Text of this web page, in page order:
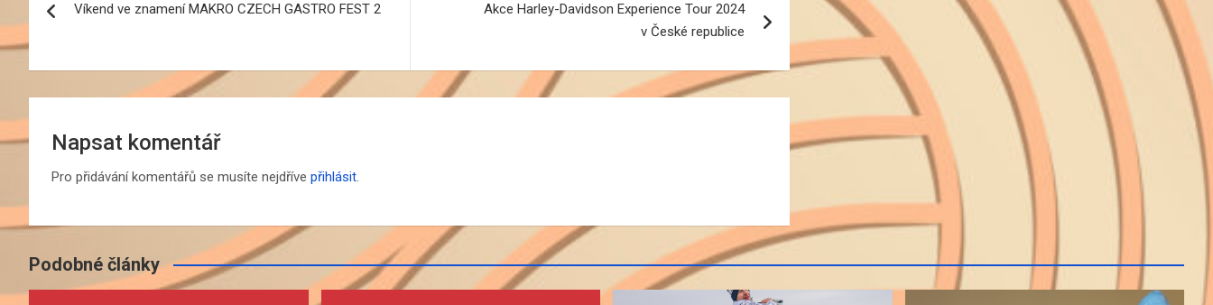
pro
příspěvek
Víkend ve znamení MAKRO CZECH GASTRO FEST 2
Akce Harley-Davidson Experience Tour 2024
v České republice
Napsat komentář
Pro přidávání komentářů se musíte nejdříve přihlásit.
Podobné články